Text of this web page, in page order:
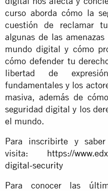
curso aborda cómo la
cuestión de reclamar
algunas de las
mundo digital y cómo
cómo defender tu
libertad de
fundamentales y los
masiva, además de
seguridad digital y los
el mundo.
Para inscribirte y
visita: https://
digital-security
Para conocer las